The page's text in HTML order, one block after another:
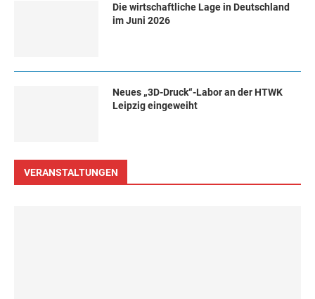
Die wirtschaftliche Lage in Deutschland
im Juni 2026
Neues „3D-Druck“-Labor an der HTWK
Leipzig eingeweiht
VERANSTALTUNGEN